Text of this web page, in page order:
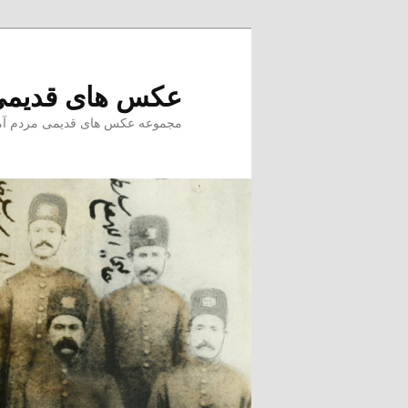
عکس های
مجموعه عکس های قدیمی مردم